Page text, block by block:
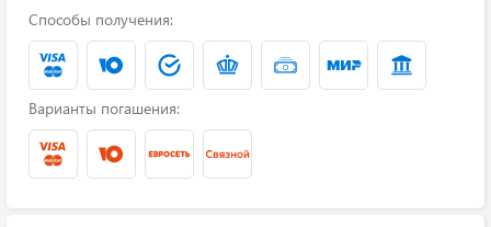
Способы получения:
Варианты погашения: